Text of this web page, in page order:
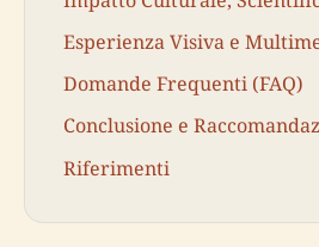
Esperienza Visiva e
Domande Frequenti (FAQ)
Conclusione e
Riferimenti